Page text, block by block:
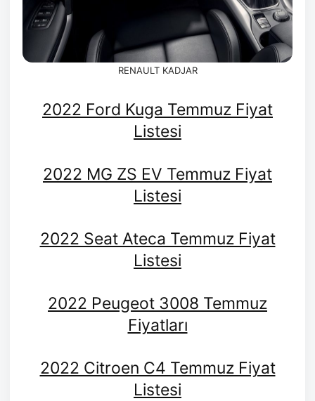
RENAULT KADJAR
2022 Ford Kuga Temmuz Fiyat
Listesi
2022 MG ZS EV Temmuz Fiyat
Listesi
2022 Seat Ateca Temmuz Fiyat
Listesi
2022 Peugeot 3008 Temmuz
Fiyatları
2022 Citroen C4 Temmuz Fiyat
Listesi